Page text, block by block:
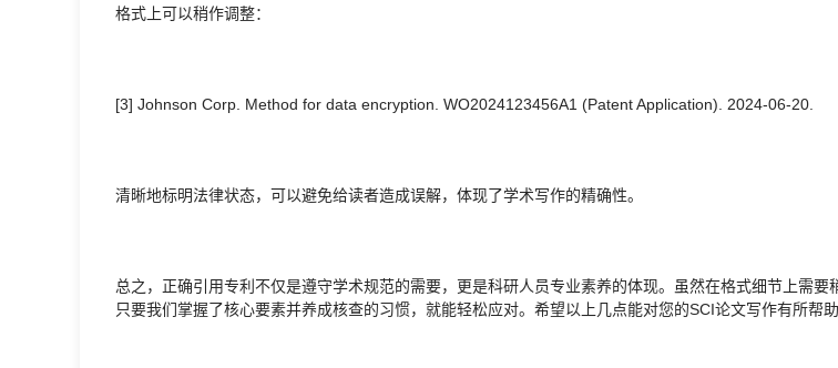
格式上可以稍作调整：
[3] Johnson Corp. Method for data encryption. WO2024123456A1 (Patent Application). 2024-06-20.
清晰地标明法律状态，可以避免给读者造成误解，体现了学术写作的精确性。
总之，正确引用专利不仅是遵守学术规范的需要，更是科研人员专业素养的体现。虽然在格式细节上需要
只要我们掌握了核心要素并养成核查的习惯，就能轻松应对。希望以上几点能对您的SCI论文写作有所帮助